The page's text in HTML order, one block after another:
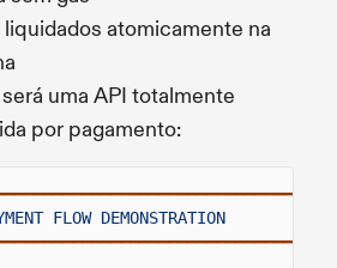
atomicamente na
uma API totalmente
por pagamento:
FLOW DEMONSTRATION